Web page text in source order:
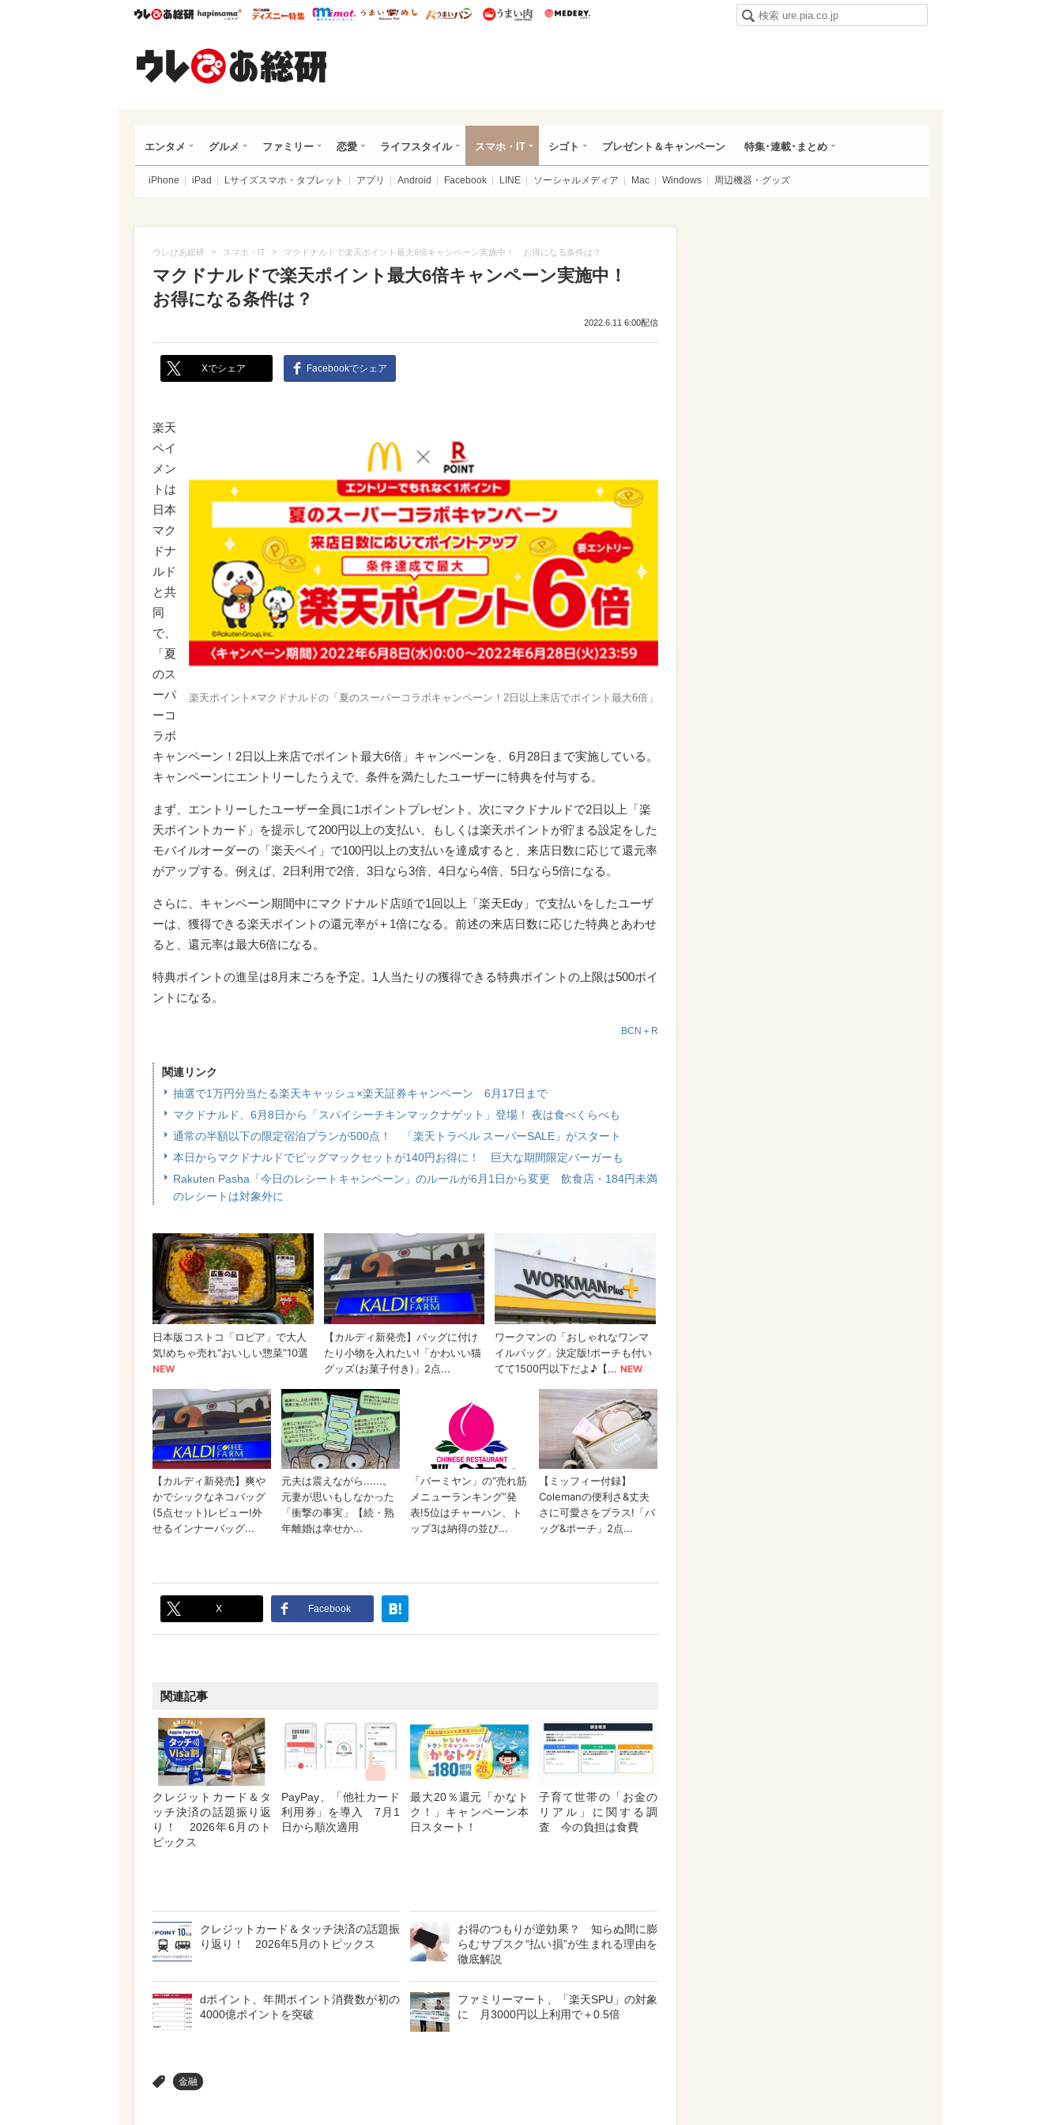
ウレぴあ総研ハピママ* ウレぴあ総研 ディズニー特集
mimot. うまいめし うまいパン うまい肉
エンタメ グルメ ファミリー 恋愛 ライフスタイル スマホ・IT シゴト プレゼント＆キャンペーン 特集･連載･まとめ
iPhone iPad Lサイズスマホ・タブレット アプリ Android Facebook LINE ソーシャルメディア Mac Windows 周辺機器・グッズ
ウレぴあ総研 > スマホ・IT > マクドナルドで楽天ポイント最大6倍キャンペーン実施中！ お得になる条件は？
マクドナルドで楽天ポイント最大6倍キャンペーン実施中！
お得になる条件は？
2022.6.11 6:00配信
Xでシェア Facebookでシェア
楽天ポイント×マクドナルドの「夏のスーパーコラボキャンペーン！2日以上来店でポイント最大6倍」
楽天
ペイ
メン
トは
日本
マク
ドナ
ルド
と共
同
で、
「夏
のス
ーパ
ーコ
ラボ
キャンペーン！2日以上来店でポイント最大6倍」キャンペーンを、6月28日まで実施している。
キャンペーンにエントリーしたうえで、条件を満たしたユーザーに特典を付与する。
まず、エントリーしたユーザー全員に1ポイントプレゼント。次にマクドナルドで2日以上「楽
天ポイントカード」を提示して200円以上の支払い、もしくは楽天ポイントが貯まる設定をした
モバイルオーダーの「楽天ペイ」で100円以上の支払いを達成すると、来店日数に応じて還元率
がアップする。例えば、2日利用で2倍、3日なら3倍、4日なら4倍、5日なら5倍になる。
さらに、キャンペーン期間中にマクドナルド店頭で1回以上「楽天Edy」で支払いをしたユーザ
ーは、獲得できる楽天ポイントの還元率が＋1倍になる。前述の来店日数に応じた特典とあわせ
ると、還元率は最大6倍になる。
特典ポイントの進呈は8月末ごろを予定。1人当たりの獲得できる特典ポイントの上限は500ポイ
ントになる。
BCN＋R
関連リンク
抽選で1万円分当たる楽天キャッシュ×楽天証券キャンペーン 6月17日まで
マクドナルド、6月8日から「スパイシーチキンマックナゲット」登場！ 夜は食べくらべも
通常の半額以下の限定宿泊プランが500点！ 「楽天トラベル スーパーSALE」がスタート
本日からマクドナルドでビッグマックセットが140円お得に！ 巨大な期間限定バーガーも
Rakuten Pasha「今日のレシートキャンペーン」のルールが6月1日から変更 飲食店・184円未満
のレシートは対象外に
X Facebook
関連記事
クレジットカード＆タ
ッチ決済の話題振り返
り！ 2026年6月のト
ピックス
PayPay、「他社カード
利用券」を導入 7月1
日から順次適用
最大20％還元「かなト
ク！」キャンペーン本
日スタート！
子育て世帯の「お金の
リアル」に関する調
査 今の負担は食費
クレジットカード＆タッチ決済の話題振
り返り！ 2026年5月のトピックス
お得のつもりが逆効果？ 知らぬ間に膨
らむサブスク“払い損”が生まれる理由を
徹底解説
dポイント、年間ポイント消費数が初の
4000億ポイントを突破
ファミリーマート、「楽天SPU」の対象
に 月3000円以上利用で＋0.5倍
金融